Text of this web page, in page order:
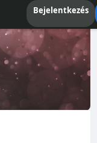
Bejelentkezés